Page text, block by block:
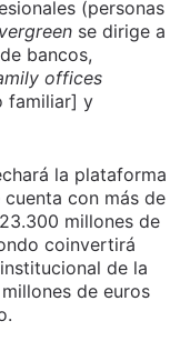
(personas
se dirige a
bancos,
offices
familiar] y
la plataforma
con más de
millones de
coinvertirá
de la
de euros